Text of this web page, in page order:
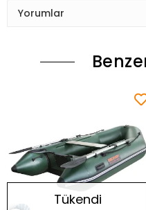
Yorumlar
Tükendi